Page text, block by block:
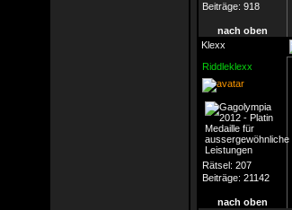
Beiträge: 918
nach oben
Klexx
Riddleklexx
Rätsel: 207
Beiträge: 21142
nach oben